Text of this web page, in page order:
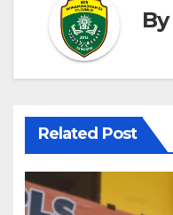
By
Related Post